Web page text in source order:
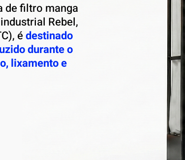
de filtro manga
Rebel,
édestinado
durante o
lixamento e